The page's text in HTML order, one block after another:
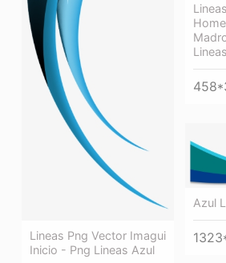
Lineas Png Vector Imagui
Inicio - Png Lineas Azul
Home
Azul